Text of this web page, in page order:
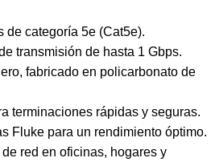
de categoría 5e (Cat5e).
transmisión de hasta 1 Gbps.
fabricado en policarbonato de
terminaciones rápidas y seguras.
Fluke para un rendimiento óptimo.
red en oficinas, hogares y